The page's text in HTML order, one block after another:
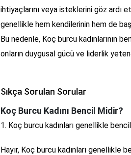
ihtiyaçlarını veya isteklerini göz ardı
genellikle hem kendilerinin hem de
Bu nedenle, Koç burcu kadınlarının
onların duygusal gücü ve liderlik
Sıkça Sorulan Sorular
Koç Burcu Kadını Bencil Midir?
1. Koç burcu kadınları genellikle
Hayır, Koç burcu kadınları genellikle